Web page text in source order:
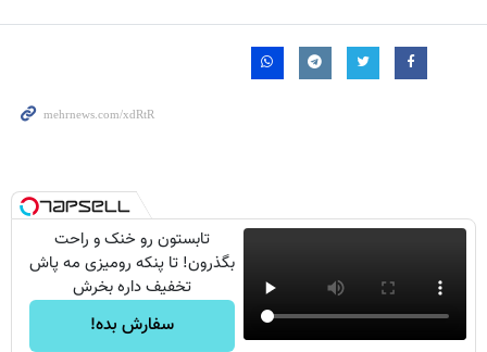
تابستون رو خنک و راحت
بگذرون! تا پنکه رومیزی مه پاش
تخفیف داره بخرش
سفارش بده!